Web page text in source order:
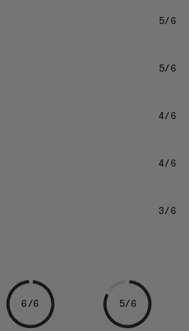
5/6
5/6
4/6
4/6
3/6
6/6 5/6